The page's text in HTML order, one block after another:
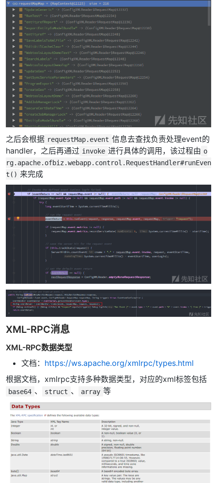
之后会根据 requestMap.event 信息去查找负责处理event的
handler，之后再通过 invoke 进行具体的调用，该过程由 o
rg.apache.ofbiz.webapp.control.RequestHandler#runEven
t() 来完成
XML-RPC消息
XML-RPC数据类型
文档： https://ws.apache.org/xmlrpc/types.html
根据文档，xmlrpc支持多种数据类型，对应的xml标签包括
base64 、 struct 、 array 等